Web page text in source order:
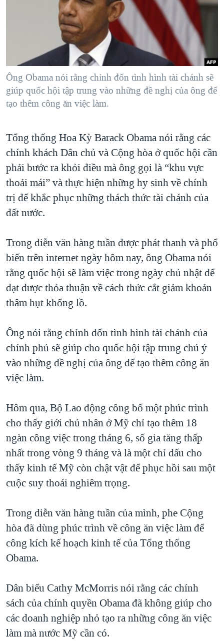
NGƯỜI VIỆT HẢI NGOẠI
KHOA HỌC
SỨC KHOẺ
VĂN HOÁ
GIÁO DỤC
HÀNH TRÌNH BẦU CỬ 2024
MỘT NĂM CHIẾN TRANH TẠI DẢI GAZA
GIẢI MÃ VÀNH ĐAI & CON ĐƯỜNG
NGÀY TỊ NẠN THẾ GIỚI
TRỊNH VĨNH BÌNH - NGƯỜI HẠ 'BÊN THẮNG CUỘC'
GROUND ZERO – XƯA VÀ NAY
THƯỢNG ĐỈNH TRUMP-KIM TẠI VIỆT NAM
TRỊNH VĨNH BÌNH VS. CHÍNH PHỦ VIỆT NAM
NGƯ DÂN VIỆT VÀ LÀN SÓNG TRỘM HẢI SÂM
BÊN KIA QUỐC LỘ: TIẾNG VỌNG TỪ NÔNG THÔN MỸ
QUAN HỆ VIỆT MỸ
MẠNG XÃ HỘI
Ngôn ngữ khác
Ông Obama nói rằng chỉnh đốn tình hình tài chánh sẽ
giúp quốc hội tập trung vào những đề nghị của ông để
tạo thêm công ăn việc làm.
Tổng thống Hoa Kỳ Barack Obama nói rằng các
chính khách Dân chủ và Cộng hòa ở quốc hội cần
phải bước ra khỏi điều mà ông gọi là “khu vực
thoải mái” và thực hiện những hy sinh về chính
trị để khắc phục những thách thức tài chánh của
đất nước.
Trong diễn văn hàng tuần được phát thanh và phổ
biến trên internet ngày hôm nay, ông Obama nói
rằng quốc hội sẽ làm việc trong ngày chủ nhật để
đạt được thỏa thuận về cách thức cắt giảm khoản
thâm hụt khổng lồ.
Ông nói rằng chỉnh đốn tình hình tài chánh của
chính phủ sẽ giúp cho quốc hội tập trung chú ý
vào những đề nghị của ông để tạo thêm công ăn
việc làm.
Hôm qua, Bộ Lao động công bố một phúc trình
cho thấy giới chủ nhân ở Mỹ chỉ tạo thêm 18
ngàn công việc trong tháng 6, số gia tăng thấp
nhất trong vòng 9 tháng và là một chỉ dấu cho
thấy kinh tế Mỹ còn chật vật để phục hồi sau một
cuộc suy thoái nghiêm trọng.
Trong diễn văn hàng tuần của mình, phe Cộng
hòa đã dùng phúc trình về công ăn việc làm để
công kích kế hoạch kinh tế của Tổng thống
Obama.
Dân biểu Cathy McMorris nói rằng các chính
sách của chính quyền Obama đã không giúp cho
các doanh nghiệp nhỏ tạo ra những công ăn việc
làm mà nước Mỹ cần có.